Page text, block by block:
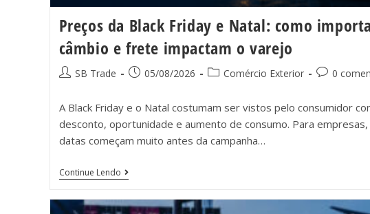
Preços da Black Friday e Natal: como
câmbio e frete impactam o varejo
SB Trade 05/08/2026 Comércio Exterior 0
A Black Friday e o Natal costumam ser vistos pelo consumidor
desconto, oportunidade e aumento de consumo. Para
datas começam muito antes da campanha…
Continue Lendo